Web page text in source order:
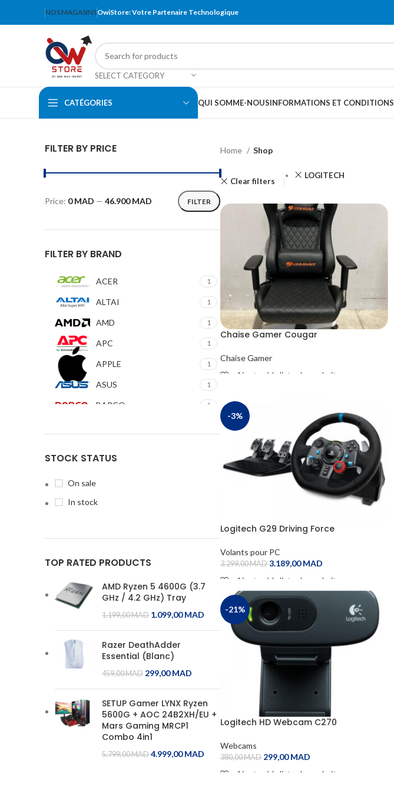
NOS MAGASINSOwiStore: Votre Partenaire Technologique
SELECT CATEGORY
CATÉGORIES QUI SOMME-NOUSINFORMATIONS ET CONDITIONS
FILTER BY PRICE
FILTER
Price: 0 MAD — 46.900 MAD
FILTER BY BRAND
ACER 1
ALTAI 1
AMD 1
APC 1
APPLE 1
ASUS 1
BARCO 1
COOLER MASTER
D-LINK
DAHUA
DEEP COOL 1
DELL
EPSON
G.SKILL 1
GIGABYTE
GRANDSTREAM
STOCK STATUS
On sale
In stock
TOP RATED PRODUCTS
AMD Ryzen 5 4600G (3.7
GHz / 4.2 GHz) Tray
1.199,00MAD 1.099,00MAD
Razer DeathAdder
Essential (Blanc)
459,00MAD 299,00MAD
SETUP Gamer LYNX Ryzen
5600G + AOC 24B2XH/EU +
Mars Gaming MRCP1
Combo 4in1
5.799,00MAD 4.999,00MAD
Home Shop
Clear filters
LOGITECH
Chaise Gamer Cougar
Chaise Gamer
Ajouter à la liste de souhaits
-3%
Logitech G29 Driving Force
Volants pour PC
3.299,00MAD 3.189,00MAD
Ajouter à la liste de souhaits
ADD TO CART
-21%
Logitech HD Webcam C270
Webcams
380,00MAD 299,00MAD
Ajouter à la liste de souhaits